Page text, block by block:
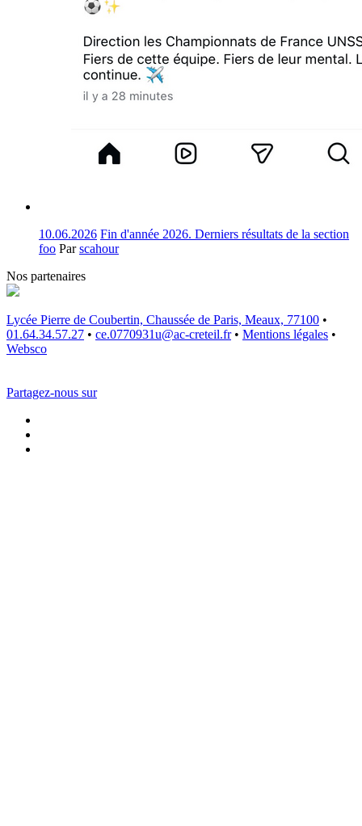
10.06.2026 Fin d'année 2026. Derniers résultats de la section
foo Parscahour
Nos partenaires
Lycée Pierre de Coubertin, Chaussée de Paris, Meaux, 77100 •
01.64.34.57.27 • ce.0770931u@ac-creteil.fr • Mentions légales •
Websco
Partagez-nous sur